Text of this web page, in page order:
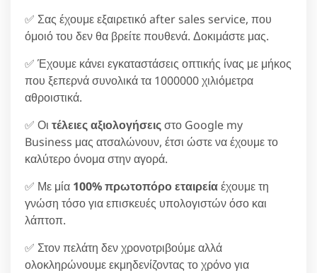
✅ Σας έχουμε εξαιρετικό after sales service, που
όμοιό του δεν θα βρείτε πουθενά. Δοκιμάστε μας.
✅ Έχουμε κάνει εγκαταστάσεις οπτικής ίνας με μήκος
που ξεπερνά συνολικά τα 1000000 χιλιόμετρα
αθροιστικά.
✅ Οι τέλειες αξιολογήσειςστο Google my
Business μας ατσαλώνουν, έτσι ώστε να έχουμε το
καλύτερο όνομα στην αγορά.
✅ Με μία 100% πρωτοπόρο εταιρείαέχουμε τη
γνώση τόσο για επισκευές υπολογιστών όσο και
λάπτοπ.
✅ Στον πελάτη δεν χρονοτριβούμε αλλά
ολοκληρώνουμε εκμηδενίζοντας το χρόνο για